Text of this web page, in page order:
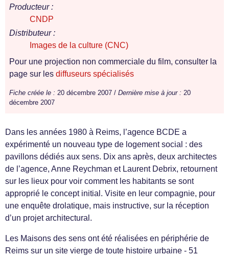
Producteur :
CNDP
Distributeur :
Images de la culture (CNC)
Pour une projection non commerciale du film, consulter la
page sur les diffuseurs spécialisés
Fiche créée le : 20 décembre 2007 / Dernière mise à jour : 20
décembre 2007
Dans les années 1980 à Reims, l’agence BCDE a
expérimenté un nouveau type de logement social : des
pavillons dédiés aux sens. Dix ans après, deux architectes
de l’agence, Anne Reychman et Laurent Debrix, retournent
sur les lieux pour voir comment les habitants se sont
approprié le concept initial. Visite en leur compagnie, pour
une enquête drolatique, mais instructive, sur la réception
d’un projet architectural.
Les Maisons des sens ont été réalisées en périphérie de
Reims sur un site vierge de toute histoire urbaine - 51